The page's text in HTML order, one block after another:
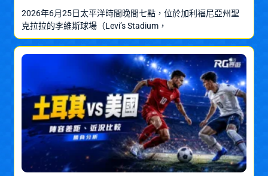
2026年6月25日太平洋時間晚間七點，位於加利福尼亞州聖
克拉拉的李維斯球場（Levi’s Stadium，